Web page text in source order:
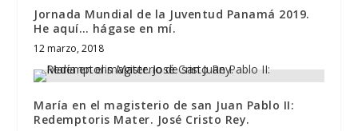
Jornada Mundial de la Juventud Panamá 2019.
He aquí… hágase en mí.
12 marzo, 2018
María en el magisterio de san Juan Pablo II:
Redemptoris Mater. José Cristo Rey.